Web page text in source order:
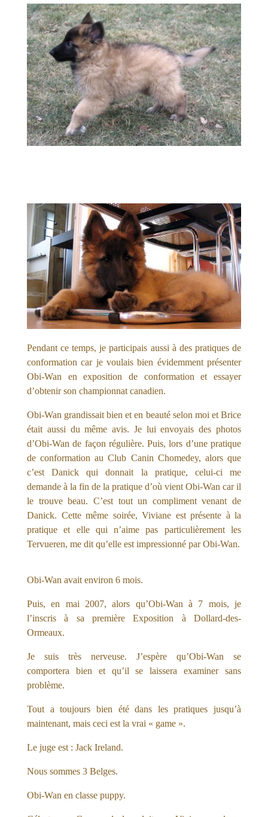
Pendant ce temps, je participais aussi à des pratiques de
conformation car je voulais bien évidemment présenter
Obi-Wan en exposition de conformation et essayer
d’obtenir son championnat canadien.
Obi-Wan grandissait bien et en beauté selon moi et Brice
était aussi du même avis. Je lui envoyais des photos
d’Obi-Wan de façon régulière. Puis, lors d’une pratique
de conformation au Club Canin Chomedey, alors que
c’est Danick qui donnait la pratique, celui-ci me
demande à la fin de la pratique d’où vient Obi-Wan car il
le trouve beau. C’est tout un compliment venant de
Danick. Cette même soirée, Viviane est présente à la
pratique et elle qui n’aime pas particulièrement les
Tervueren, me dit qu’elle est impressionné par Obi-Wan.
Obi-Wan avait environ 6 mois.
Puis, en mai 2007, alors qu’Obi-Wan à 7 mois, je
l’inscris à sa première Exposition à Dollard-des-
Ormeaux.
Je suis très nerveuse. J’espère qu’Obi-Wan se
comportera bien et qu’il se laissera examiner sans
problème.
Tout a toujours bien été dans les pratiques jusqu’à
maintenant, mais ceci est la vrai « game ».
Le juge est : Jack Ireland.
Nous sommes 3 Belges.
Obi-Wan en classe puppy.